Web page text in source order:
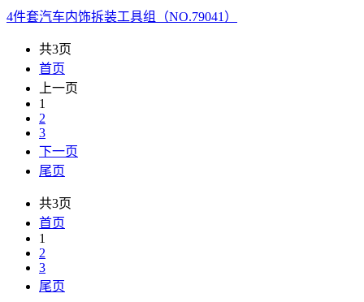
4件套汽车内饰拆装工具组（NO.79041）
共3页
首页
上一页
1
2
3
下一页
尾页
共3页
首页
1
2
3
尾页